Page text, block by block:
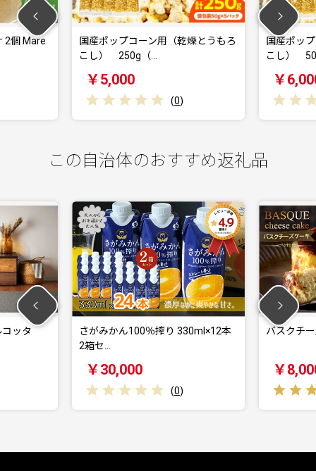
プコーン用（乾燥とうもろ
国産ポップコーン用（乾燥とうもろ
こし） 500g（…
この自治体のおすすめ返礼品
さがみかん100％搾り 330ml×12本
￥30,000
(0)
バスクチーズケーキ：
(2